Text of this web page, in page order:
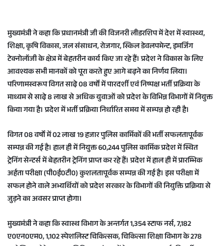
मुख्यमंत्री ने कहा कि प्रधानमंत्री जी की विजनरी लीडरशिप में देश में स्वास्थ्य,
शिक्षा, कृषि विकास, जल संसाधन, रोजगार, स्किल डेवलपमेन्ट, इमर्जिंग
टेक्नोलॉजी के क्षेत्र में बेहतरीन कार्य किए जा रहे हैं। प्रदेश ने विकास के लिए
आवश्यक सभी मानकों को पूरा करते हुए आगे बढ़ने का निर्णय लिया।
परिणामस्वरूप विगत साढे़ 08 वर्षों में पारदर्शी एवं निष्पक्ष भर्ती प्रक्रिया के
माध्यम से साढे़ 8 लाख से अधिक युवाओं को प्रदेश के विभिन्न विभागों में नियुक्त
किया गया है। प्रदेश में भर्ती प्रक्रिया निर्धारित समय में सम्पन्न हो रही है।
विगत 08 वर्षों में 02 लाख 19 हजार पुलिस कार्मिकों की भर्ती सफलतापूर्वक
सम्पन्न की गई है। हाल ही में नियुक्त 60,244 पुलिस कार्मिक प्रदेश में स्थित
ट्रेनिंग सेन्टर्स में बेहतरीन ट्रेनिंग प्राप्त कर रहे हैं। प्रदेश में हाल ही में प्रारम्भिक
अर्हता परीक्षा (पी0ई0टी0) कुशलतापूर्वक सम्पन्न की गई है। इस परीक्षा में
सफल होने वाले अभ्यर्थियों को प्रदेश सरकार के विभागों की नियुक्ति प्रक्रिया से
जुड़ने का अवसर प्राप्त होगा।
मुख्यमंत्री ने कहा कि स्वास्थ विभाग के अन्तर्गत 1,354 स्टाफ नर्स, 7,182
ए0एन0एम0, 1,102 स्पेशलिस्ट चिकित्सक, चिकित्सा शिक्षा विभाग के 278